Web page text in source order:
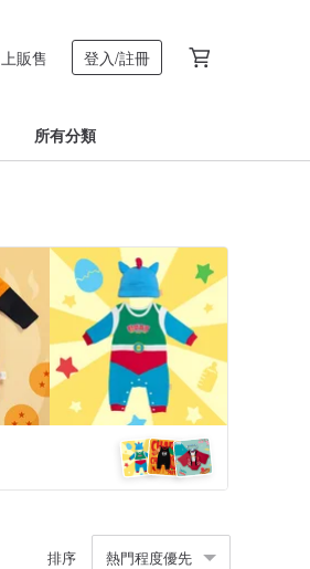
販售 登入/註冊
所有分類
排序 熱門程度優先